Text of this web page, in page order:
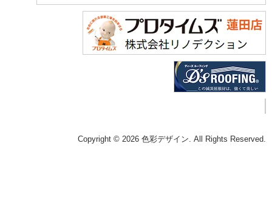
Copyright © 2026 色彩デザイン. All Rights Reserved.